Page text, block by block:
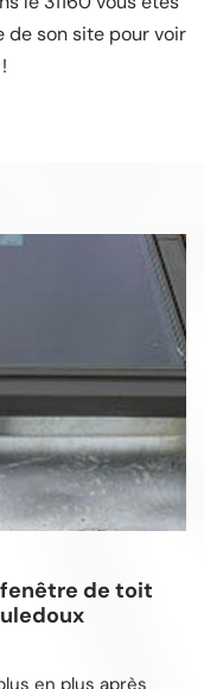
de son site pour voir
de toit